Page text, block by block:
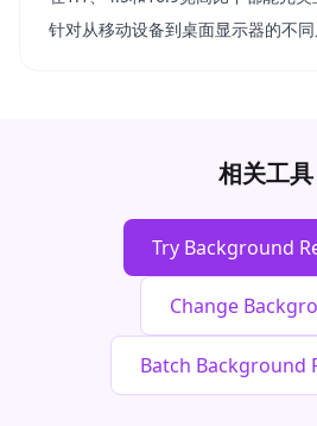
针对从移动设备到桌面显示器的不同
相关工具
Try Background
Change
Batch Background